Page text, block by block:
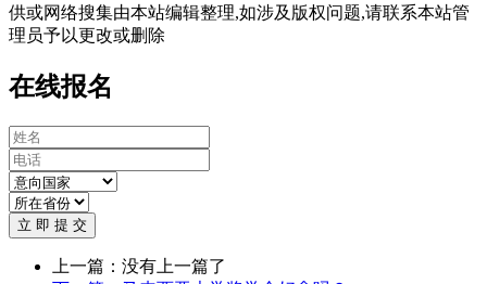
供或网络搜集由本站编辑整理,如涉及版权问题,请联系本站管
理员予以更改或删除
在线报名
立 即 提 交
上一篇：没有上一篇了